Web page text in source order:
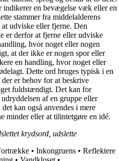
en bevægelse væk eller en
stammer fra middelalderens
udviske eller fjerne. Den
er derfor at fjerne eller udviske
hvor noget eller nogen
at der ikke er nogen spor eller
en handling, hvor noget eller
Dette ord bruges typisk i en
er behov for at beskrive
fuldstændigt. Det kan for
af en gruppe eller
kan også anvendes i mere
minder eller at tilintetgøre en idé.
krydsord, udslette
• Inkongruens • Reflektere